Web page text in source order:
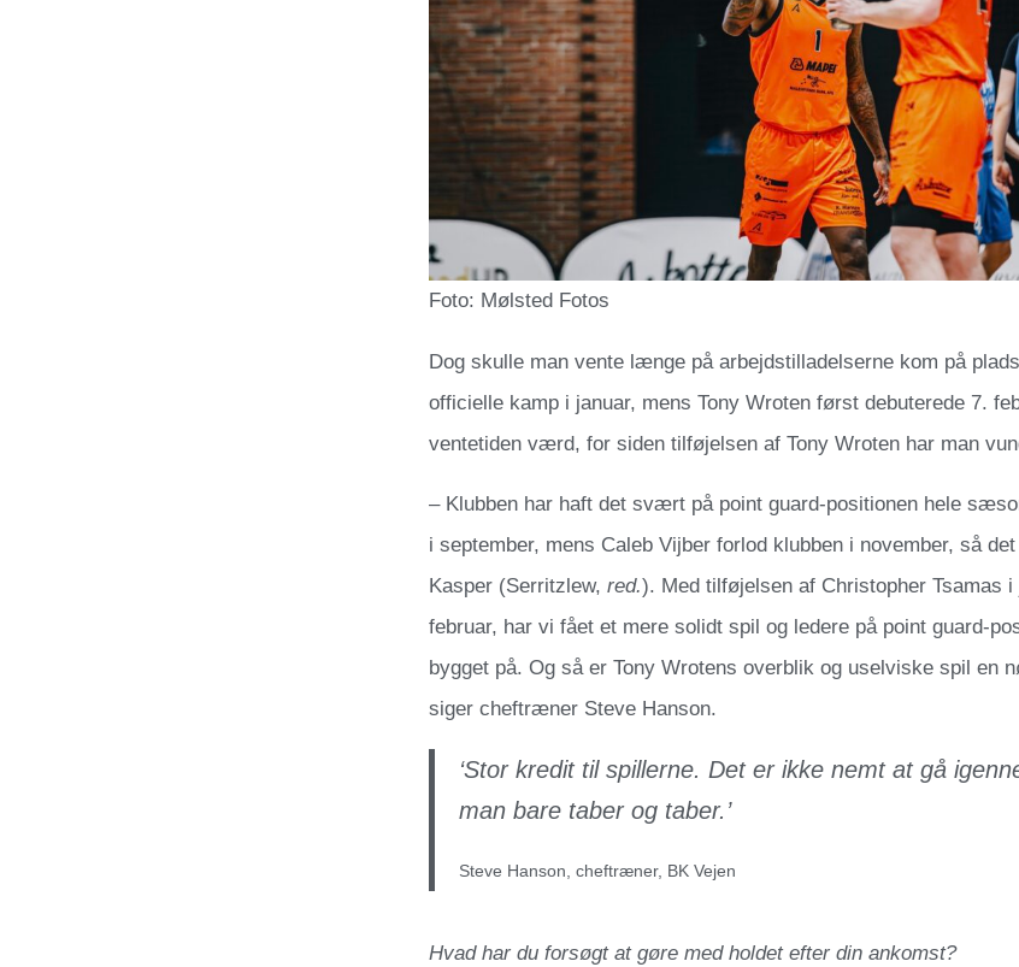
Foto: Mølsted Fotos
Dog skulle man vente længe på arbejdstilladelserne kom på
officielle kamp i januar, mens Tony Wroten først debuterede 7.
ventetiden værd, for siden tilføjelsen af Tony Wroten har man
– Klubben har haft det svært på point guard-positionen hele
i september, mens Caleb Vijber forlod klubben i november, så
Kasper (Serritzlew, red.). Med tilføjelsen af Christopher Tsamas i
februar, har vi fået et mere solidt spil og ledere på point guard-
bygget på. Og så er Tony Wrotens overblik og uselviske spil en
siger cheftræner Steve Hanson.
‘Stor kredit til spillerne. Det er ikke nemt at gå
man bare taber og taber.’
Steve Hanson, cheftræner, BK Vejen
Hvad har du forsøgt at gøre med holdet efter din ankomst?